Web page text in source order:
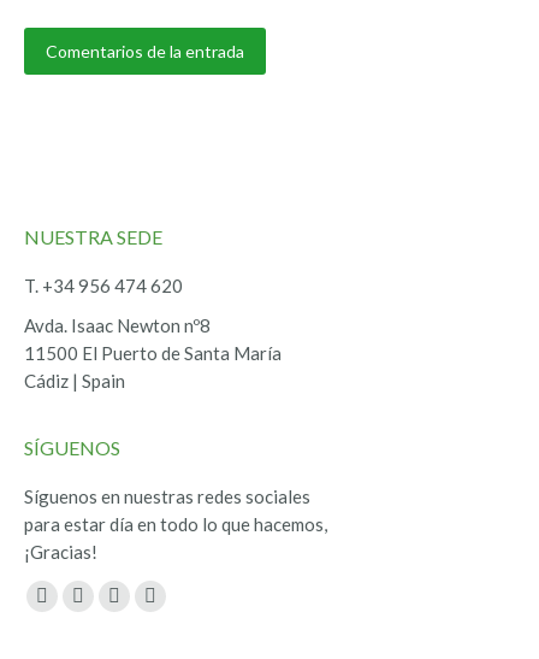
Comentarios de la entrada
NUESTRA SEDE
T. +34 956 474 620
Avda. Isaac Newton nº8
11500 El Puerto de Santa María
Cádiz | Spain
SÍGUENOS
Síguenos en nuestras redes sociales
para estar día en todo lo que hacemos,
¡Gracias!
Encuéntranos en:
Facebook
TwitterYouTubeInstagram